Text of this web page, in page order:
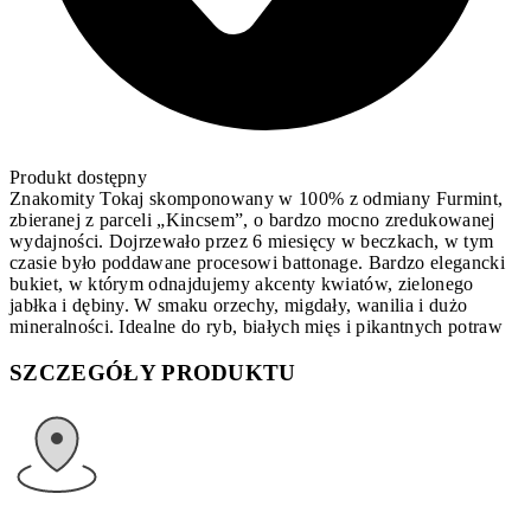
Produkt dostępny
Znakomity Tokaj skomponowany w 100% z odmiany Furmint,
zbieranej z parceli „Kincsem”, o bardzo mocno zredukowanej
wydajności. Dojrzewało przez 6 miesięcy w beczkach, w tym
czasie było poddawane procesowi battonage. Bardzo elegancki
bukiet, w którym odnajdujemy akcenty kwiatów, zielonego
jabłka i dębiny. W smaku orzechy, migdały, wanilia i dużo
mineralności. Idealne do ryb, białych mięs i pikantnych potraw
SZCZEGÓŁY PRODUKTU